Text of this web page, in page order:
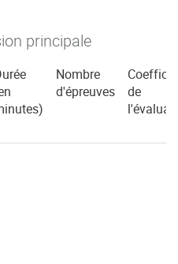
principale
Nombre
d'épreuves
de